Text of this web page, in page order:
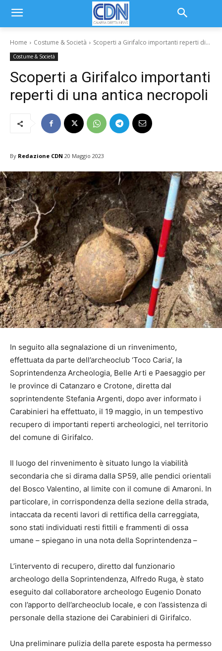
Home Costume & Società Scoperti a Girifalco importanti reperti di...
Costume & Società
Scoperti a Girifalco importanti
reperti di una antica necropoli
By Redazione CDN 20 Maggio 2023
In seguito alla segnalazione di un rinvenimento,
effettuata da parte dell’archeoclub ‘Toco Caria’, la
Soprintendenza Archeologia, Belle Arti e Paesaggio per
le province di Catanzaro e Crotone, diretta dal
soprintendente Stefania Argenti, dopo aver informato i
Carabinieri ha effettuato, il 19 maggio, in un tempestivo
recupero di importanti reperti archeologici, nel territorio
del comune di Girifalco.
Il luogo del rinvenimento è situato lungo la viabilità
secondaria che si dirama dalla SP59, alle pendici orientali
del Bosco Valentino, al limite con il comune di Amaroni. In
particolare, in corrispondenza della sezione della strada,
intaccata da recenti lavori di rettifica della carreggiata,
sono stati individuati resti fittili e frammenti di ossa
umane – spiegano in una nota della Soprintendenza –
L’intervento di recupero, diretto dal funzionario
archeologo della Soprintendenza, Alfredo Ruga, è stato
eseguito dal collaboratore archeologo Eugenio Donato
con l’apporto dell’archeoclub locale, e con l’assistenza di
personale della stazione dei Carabinieri di Girifalco.
Una preliminare pulizia della parete esposta ha permesso